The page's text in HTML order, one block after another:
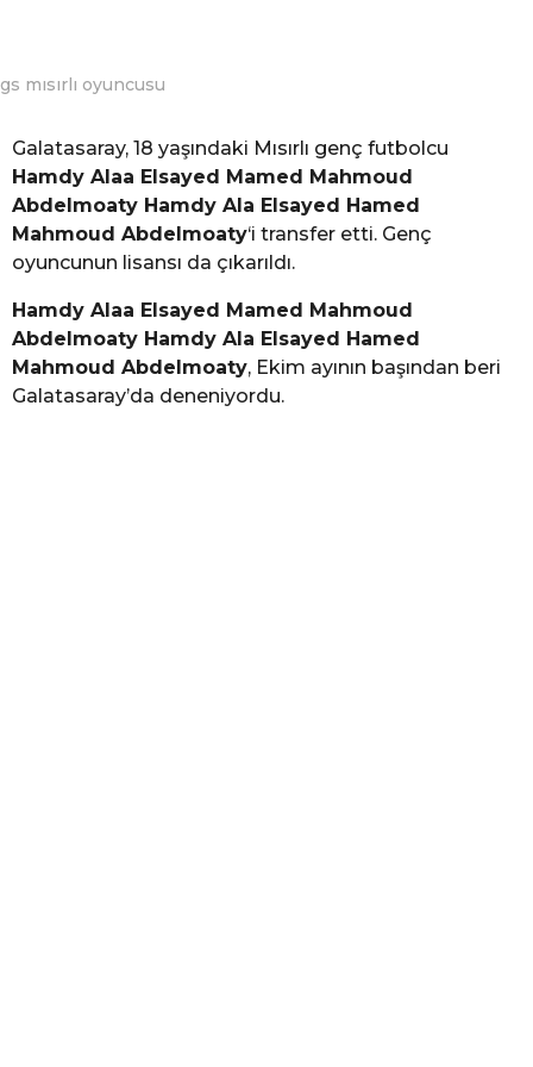
gs mısırlı oyuncusu
Galatasaray, 18 yaşındaki Mısırlı genç futbolcu
Hamdy Alaa Elsayed Mamed Mahmoud
Abdelmoaty Hamdy Ala Elsayed Hamed
Mahmoud Abdelmoaty‘i transfer etti. Genç
oyuncunun lisansı da çıkarıldı.
Hamdy Alaa Elsayed Mamed Mahmoud
Abdelmoaty Hamdy Ala Elsayed Hamed
Mahmoud Abdelmoaty, Ekim ayının başından beri
Galatasaray’da deneniyordu.